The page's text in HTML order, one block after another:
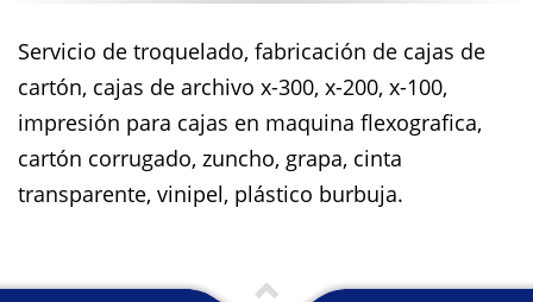
Servicio de troquelado, fabricación de cajas de
cartón, cajas de archivo x-300, x-200, x-100,
impresión para cajas en maquina flexografica,
cartón corrugado, zuncho, grapa, cinta
transparente, vinipel, plástico burbuja.